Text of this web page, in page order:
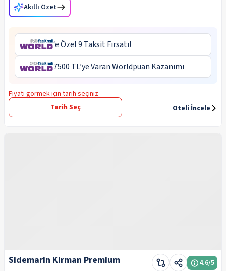
Akıllı Özet
‘e Özel 9 Taksit Fırsatı!
7500 TL’ye Varan Worldpuan Kazanımı
Fiyatı görmek için tarih seçiniz
Tarih Seç
Oteli İncele
Sidemarin Kirman Premium 4.6/5